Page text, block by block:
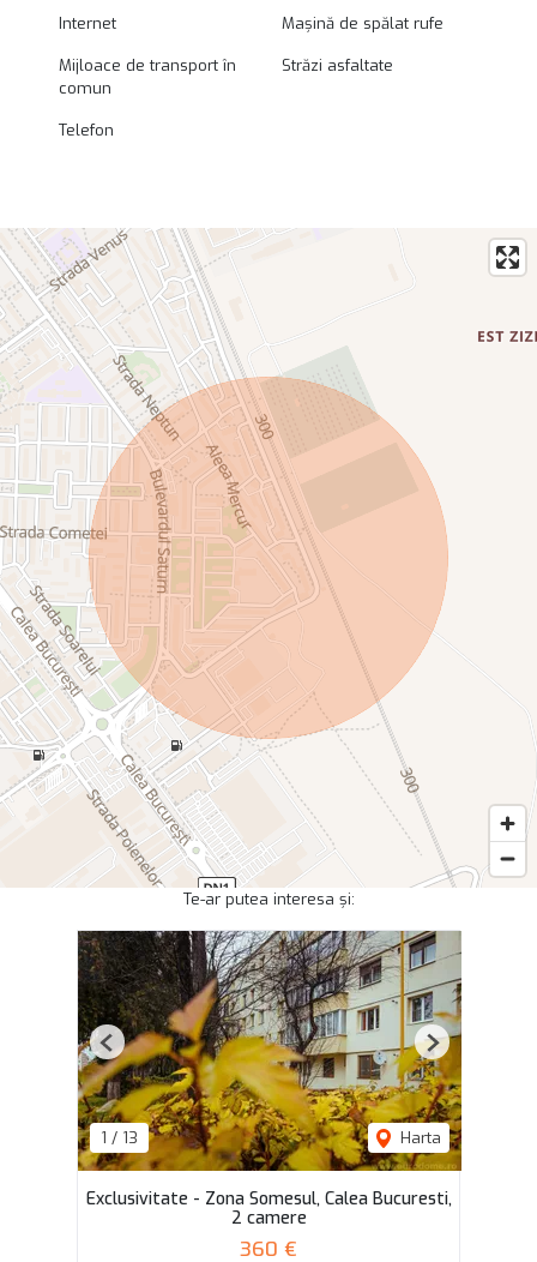
Internet Mașină de spălat rufe
Mijloace de transport în
comun
Străzi asfaltate
Telefon
Te-ar putea interesa și:
1 / 13 Harta
Previous Next
Exclusivitate - Zona Somesul, Calea Bucuresti,
2 camere
360 €